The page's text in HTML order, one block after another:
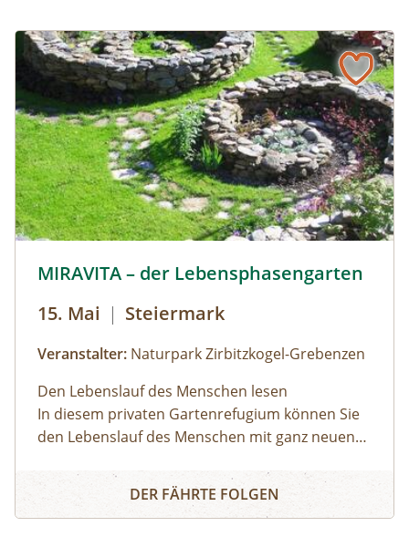
MIRAVITA – der Lebensphasengarten
15. Mai | Steiermark
Veranstalter: Naturpark Zirbitzkogel-Grebenzen
Den Lebenslauf des Menschen lesen
In diesem privaten Gartenrefugium können Sie
den Lebenslauf des Menschen mit ganz neuen
besonders gestalteten Abschnitt dargestellt –
mit Tafeln, eigenen Formen und Pflanzen. So
MIRAVITA – der Lebensphasengarten
DER FÄHRTE FOLGEN